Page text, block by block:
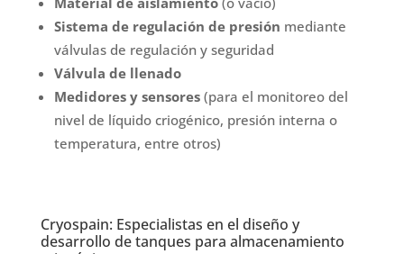
Sistema de regulación de presión mediante
válvulas de regulación y seguridad
Válvula de llenado
Medidores y sensores(para el monitoreo del
nivel de líquido criogénico, presión interna o
temperatura, entre otros)
Cryospain: Especialistas en el diseño y
desarrollo de tanques para almacenamiento